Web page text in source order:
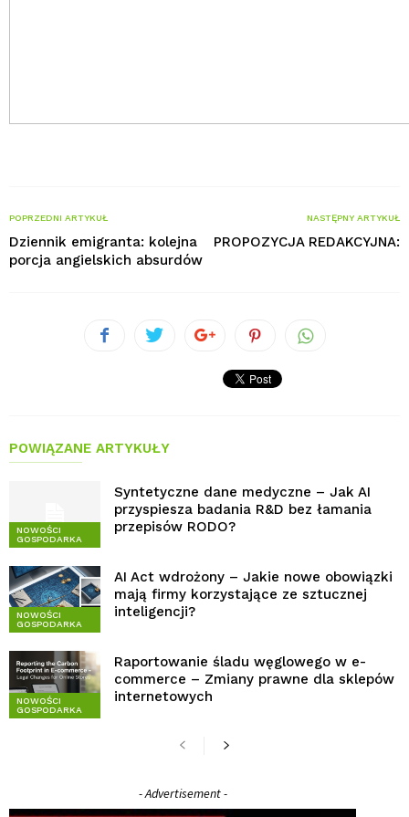
POPRZEDNI ARTYKUŁ
Dziennik emigranta: kolejna
porcja angielskich absurdów
NASTĘPNY ARTYKUŁ
PROPOZYCJA REDAKCYJNA:
POWIĄZANE ARTYKUŁY
NOWOŚCI
GOSPODARKA
Syntetyczne dane medyczne – Jak AI
przyspiesza badania R&D bez łamania
przepisów RODO?
NOWOŚCI
GOSPODARKA
AI Act wdrożony – Jakie nowe obowiązki
mają firmy korzystające ze sztucznej
inteligencji?
NOWOŚCI
GOSPODARKA
Raportowanie śladu węglowego w e-
commerce – Zmiany prawne dla sklepów
internetowych
- Advertisement -